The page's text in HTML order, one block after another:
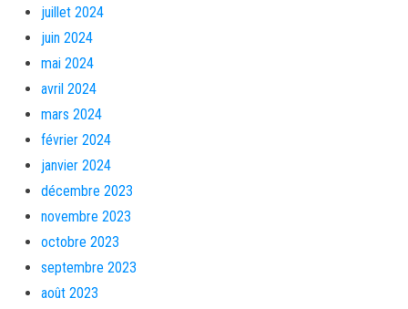
juillet 2024
juin 2024
mai 2024
avril 2024
mars 2024
février 2024
janvier 2024
décembre 2023
novembre 2023
octobre 2023
septembre 2023
août 2023